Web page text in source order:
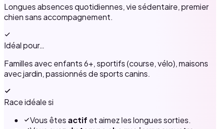
Longues absences quotidiennes, vie sédentaire, premier
chien sans accompagnement.
Idéal pour…
Familles avec enfants 6+, sportifs (course, vélo), maisons
avec jardin, passionnés de sports canins.
Race idéale si
Vous êtes actif et aimez les longues sorties.